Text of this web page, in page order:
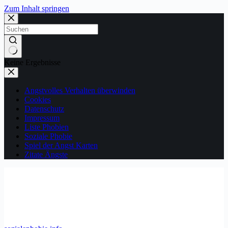
Zum Inhalt springen
Keine Ergebnisse
Angstvolles Verhalten überwinden
Cookies
Datenschutz
Impressum
Liste Phobien
Soziale Phobie
Spiel der Angst Karten
Zitate Ängste